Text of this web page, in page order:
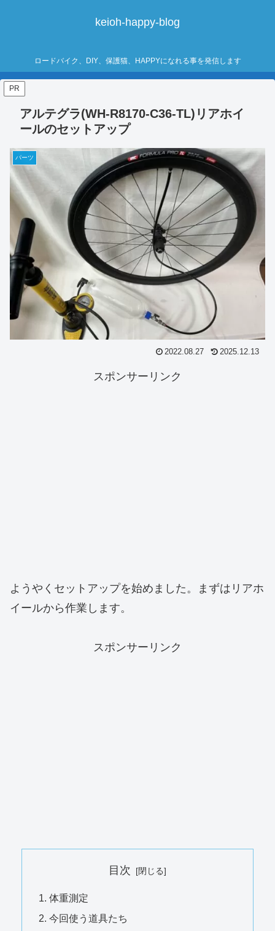
keioh-happy-blog
ロードバイク、DIY、保護猫、HAPPYになれる事を発信します
PR
アルテグラ(WH-R8170-C36-TL)リアホイ
ールのセットアップ
パーツ
2022.08.27 2025.12.13
スポンサーリンク
ようやくセットアップを始めました。まずはリアホ
イールから作業します。
スポンサーリンク
目次
体重測定
今回使う道具たち